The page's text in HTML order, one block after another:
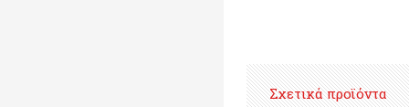
Σχετικά προϊόντα